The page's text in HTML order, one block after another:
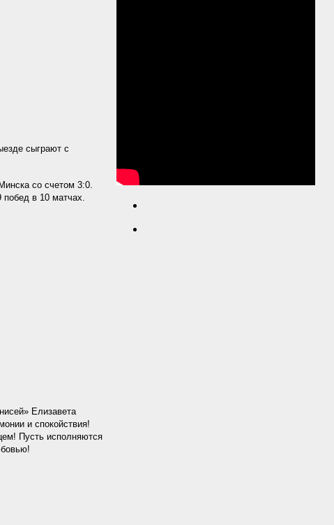
сыграют с
со счетом 3:0.
в 10 матчах.
Елизавета
и спокойствия!
Пусть исполняются